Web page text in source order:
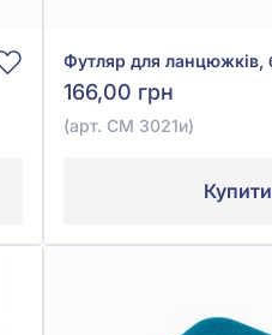
166,00 грн
(арт. CM 3021и)
Купити